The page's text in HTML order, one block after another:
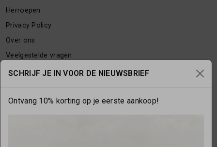
Herroepen
Privacy Policy
Over ons
Veelgestelde vragen
Contact
OPENINGSTIJDEN
SCHRIJF JE IN VOOR DE NIEUWSBRIEF
Ontvang 10% korting op je eerste aankoop!